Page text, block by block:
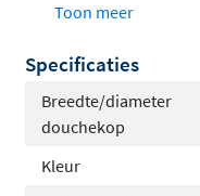
de doucheslang en een
het zwart uitgevoerd
,
contrast in je
Toon meer
Specificaties
Breedte/diameter
douchekop
Kleur